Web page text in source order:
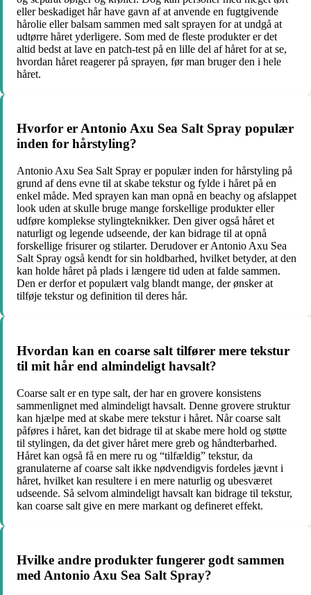
eller beskadiget hår have gavn af at anvende en fugtgivende
hårolie eller balsam sammen med salt sprayen for at undgå at
udtørre håret yderligere. Som med de fleste produkter er det
altid bedst at lave en patch-test på en lille del af håret for at se,
hvordan håret reagerer på sprayen, før man bruger den i hele
håret.
Hvorfor er Antonio Axu Sea Salt Spray populær
inden for hårstyling?
Antonio Axu Sea Salt Spray er populær inden for hårstyling på
grund af dens evne til at skabe tekstur og fylde i håret på en
enkel måde. Med sprayen kan man opnå en beachy og afslappet
look uden at skulle bruge mange forskellige produkter eller
udføre komplekse stylingteknikker. Den giver også håret et
naturligt og legende udseende, der kan bidrage til at opnå
forskellige frisurer og stilarter. Derudover er Antonio Axu Sea
Salt Spray også kendt for sin holdbarhed, hvilket betyder, at den
kan holde håret på plads i længere tid uden at falde sammen.
Den er derfor et populært valg blandt mange, der ønsker at
tilføje tekstur og definition til deres hår.
Hvordan kan en coarse salt tilfører mere tekstur
til mit hår end almindeligt havsalt?
Coarse salt er en type salt, der har en grovere konsistens
sammenlignet med almindeligt havsalt. Denne grovere struktur
kan hjælpe med at skabe mere tekstur i håret. Når coarse salt
påføres i håret, kan det bidrage til at skabe mere hold og støtte
til stylingen, da det giver håret mere greb og håndterbarhed.
Håret kan også få en mere ru og “tilfældig” tekstur, da
granulaterne af coarse salt ikke nødvendigvis fordeles jævnt i
håret, hvilket kan resultere i en mere naturlig og ubesværet
udseende. Så selvom almindeligt havsalt kan bidrage til tekstur,
kan coarse salt give en mere markant og defineret effekt.
Hvilke andre produkter fungerer godt sammen
med Antonio Axu Sea Salt Spray?